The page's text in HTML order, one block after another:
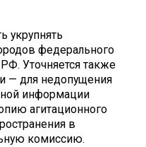
укрупнять
федерального
Уточняется также
— для недопущения
информации
агитационного
в
комиссию.